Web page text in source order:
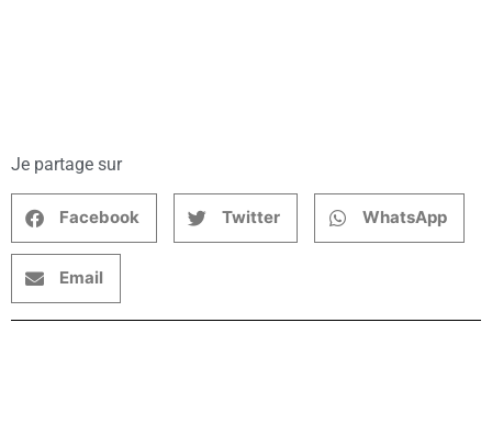
Je partage sur
Facebook Twitter WhatsApp
Email